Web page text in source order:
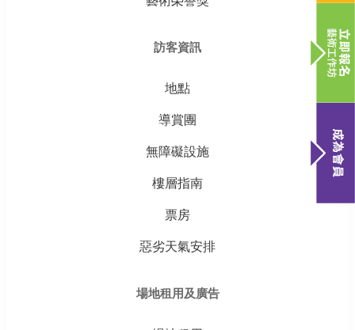
訪客資訊
地點
導賞團
無障礙設施
樓層指南
票房
惡劣天氣安排
場地租用及廣告